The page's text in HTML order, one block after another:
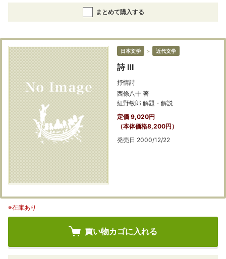
まとめて購入する
日本文学 ＞ 近代文学
詩 Ⅲ
抒情詩
西條八十 著
紅野敏郎 解題・解説
定価 9,020円
（本体価格8,200円）
発売日 2000/12/22
※在庫あり
買い物カゴに入れる